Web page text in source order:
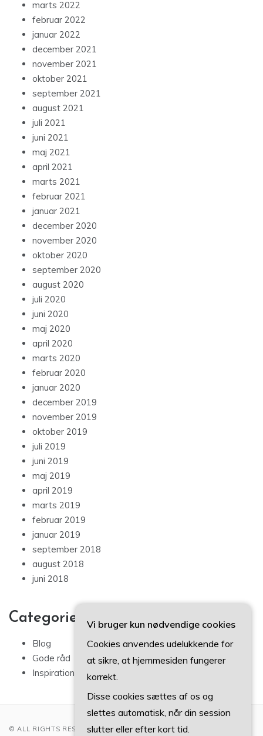
marts 2022
februar 2022
januar 2022
december 2021
november 2021
oktober 2021
september 2021
august 2021
juli 2021
juni 2021
maj 2021
april 2021
marts 2021
februar 2021
januar 2021
december 2020
november 2020
oktober 2020
september 2020
august 2020
juli 2020
juni 2020
maj 2020
april 2020
marts 2020
februar 2020
januar 2020
december 2019
november 2019
oktober 2019
juli 2019
juni 2019
maj 2019
april 2019
marts 2019
februar 2019
januar 2019
september 2018
august 2018
juni 2018
Categories
Blog
Gode råd
Inspiration
© ALL RIGHTS RESERVED 2022
Vi bruger kun nødvendige cookies
Cookies anvendes udelukkende for
at sikre, at hjemmesiden fungerer
korrekt.
Disse cookies sættes af os og
slettes automatisk, når din session
slutter eller efter kort tid.